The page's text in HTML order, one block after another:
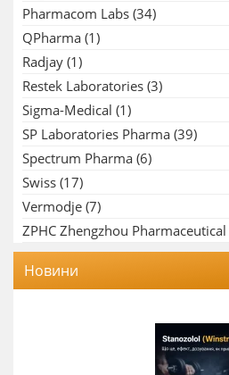
Pharmacom Labs (34)
QPharma (1)
Radjay (1)
Restek Laboratories (3)
Sigma-Medical (1)
SP Laboratories Pharma (39)
Spectrum Pharma (6)
Swiss (17)
Vermodje (7)
ZPHC Zhengzhou Pharmaceutical
Новини